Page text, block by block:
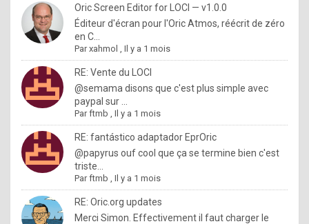
I
f
y
u
w
a
n
t
o
Oric Screen Editor for LOCI — v1.0.0
Éditeur d'écran pour l'Oric Atmos, réécrit de zéro
en C...
Parxahmol ,Il y a 1 mois
RE: Vente du LOCI
@semama disons que c'est plus simple avec
paypal sur ...
Parftmb ,Il y a 1 mois
RE: fantástico adaptador EprOric
@papyrus ouf cool que ça se termine bien c'est
triste...
Parftmb ,Il y a 1 mois
RE: Oric.org updates
Merci Simon. Effectivement il faut charger le